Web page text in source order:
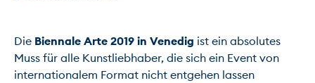
Die Biennale Arte 2019 in Venedig ist ein absolutes
Muss für alle Kunstliebhaber, die sich ein Event von
internationalem Format nicht entgehen lassen